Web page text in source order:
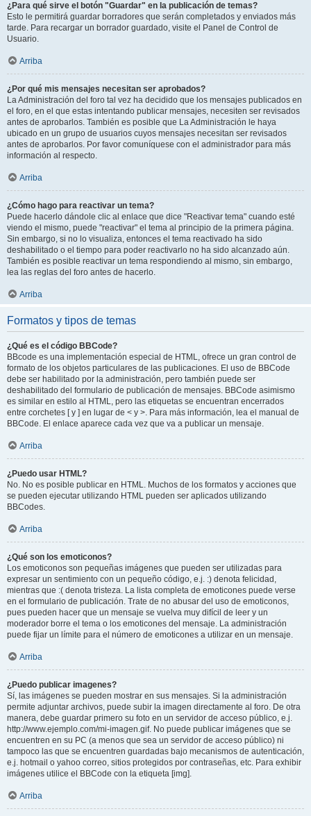
¿Para qué sirve el botón "Guardar" en la publicación de temas?
Esto le permitirá guardar borradores que serán completados y enviados más
tarde. Para recargar un borrador guardado, visite el Panel de Control de
Usuario.
Arriba
¿Por qué mis mensajes necesitan ser aprobados?
La Administración del foro tal vez ha decidido que los mensajes publicados en
el foro, en el que estas intentando publicar mensajes, necesiten ser revisados
antes de aprobarlos. También es posible que La Administración le haya
ubicado en un grupo de usuarios cuyos mensajes necesitan ser revisados
antes de aprobarlos. Por favor comuníquese con el administrador para más
información al respecto.
Arriba
¿Cómo hago para reactivar un tema?
Puede hacerlo dándole clic al enlace que dice "Reactivar tema" cuando esté
viendo el mismo, puede "reactivar" el tema al principio de la primera página.
Sin embargo, si no lo visualiza, entonces el tema reactivado ha sido
deshabilitado o el tiempo para poder reactivarlo no ha sido alcanzado aún.
También es posible reactivar un tema respondiendo al mismo, sin embargo,
lea las reglas del foro antes de hacerlo.
Arriba
Formatos y tipos de temas
¿Qué es el código BBCode?
BBcode es una implementación especial de HTML, ofrece un gran control de
formato de los objetos particulares de las publicaciones. El uso de BBCode
debe ser habilitado por la administración, pero también puede ser
deshabilitado del formulario de publicación de mensajes. BBCode asimismo
es similar en estilo al HTML, pero las etiquetas se encuentran encerrados
entre corchetes [ y ] en lugar de < y >. Para más información, lea el manual de
BBCode. El enlace aparece cada vez que va a publicar un mensaje.
Arriba
¿Puedo usar HTML?
No. No es posible publicar en HTML. Muchos de los formatos y acciones que
se pueden ejecutar utilizando HTML pueden ser aplicados utilizando
BBCodes.
Arriba
¿Qué son los emoticonos?
Los emoticonos son pequeñas imágenes que pueden ser utilizadas para
expresar un sentimiento con un pequeño código, e.j. :) denota felicidad,
mientras que :( denota tristeza. La lista completa de emoticones puede verse
en el formulario de publicación. Trate de no abusar del uso de emoticonos,
pues pueden hacer que un mensaje se vuelva muy difícil de leer y un
moderador borre el tema o los emoticones del mensaje. La administración
puede fijar un límite para el número de emoticones a utilizar en un mensaje.
Arriba
¿Puedo publicar imagenes?
Sí, las imágenes se pueden mostrar en sus mensajes. Si la administración
permite adjuntar archivos, puede subir la imagen directamente al foro. De otra
manera, debe guardar primero su foto en un servidor de acceso público, e.j.
http://www.ejemplo.com/mi-imagen.gif. No puede publicar imágenes que se
encuentren en su PC (a menos que sea un servidor de acceso público) ni
tampoco las que se encuentren guardadas bajo mecanismos de autenticación,
e.j. hotmail o yahoo correo, sitios protegidos por contraseñas, etc. Para exhibir
imágenes utilice el BBCode con la etiqueta [img].
Arriba